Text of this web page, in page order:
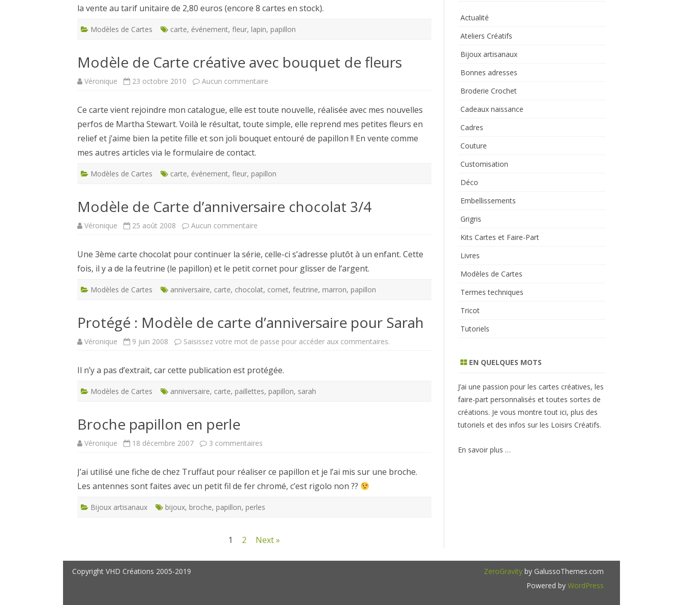
la vente au tarif unitaire de 2,80 euros (encore 8 cartes en stock).
Modèles de Cartes carte, événement, fleur, lapin, papillon
Modèle de Carte créative avec bouquet de fleurs
Véronique 23 octobre 2010 Aucun commentaire
créative
avec
bouquet
de
fleurs
Ce carte vient rejoindre mon catalogue, elle est toute nouvelle, réalisée avec mes nouvelles
perfos de Martha Stewart. Voilà le résultat, toute simple, elle reprend mes petites fleurs en
relief et j’aime bien la petite fille et son joli bouquet entouré de papillon !! En vente comme
mes autres articles via le formulaire de contact.
Modèles de Cartes carte, événement, fleur, papillon
Modèle de Carte d’anniversaire chocolat 3/4
Véronique 25 août 2008 Aucun commentaire
d’anniversaire
chocolat
3/4
Une 3ème carte chocolat pour continuer la série, celle-ci s’adresse plutôt à un enfant. Cette
fois, il y a de la feutrine (le papillon) et le petit cornet pour glisser de l’argent.
Modèles de Cartes anniversaire, carte, chocolat, cornet, feutrine, marron, papillon
Protégé : Modèle de carte d’anniversaire pour Sarah
Véronique 9 juin 2008 Saisissez votre mot de passe pour accéder aux commentaires.
Il n’y a pas d’extrait, car cette publication est protégée.
Modèles de Cartes anniversaire, carte, paillettes, papillon, sarah
Broche papillon en perle
Véronique 18 décembre 2007 3 commentaires
perle
J’ai utilisé une fiche de chez Truffaut pour réaliser ce papillon et je l’ai mis sur une broche.
Les antennes sont faites avec un petit fil de fer chromé, c’est rigolo non ??
Bijoux artisanaux bijoux, broche, papillon, perles
publications
1 2 Next »
Actualité
Ateliers Créatifs
Bijoux artisanaux
Bonnes adresses
Broderie Crochet
Cadeaux naissance
Cadres
Couture
Customisation
Déco
Embellissements
Grigris
Kits Cartes et Faire-Part
Livres
Modèles de Cartes
Termes techniques
Tricot
Tutoriels
EN QUELQUES MOTS
J’ai une passion pour les cartes créatives, les
faire-part personnalisés et toutes sortes de
créations. Je vous montre tout ici, plus des
tutoriels et des infos sur les Loisirs Créatifs.
En savoir plus …
Copyright VHD Créations 2005-2019 ZeroGravity by GalussoThemes.com
Powered by WordPress